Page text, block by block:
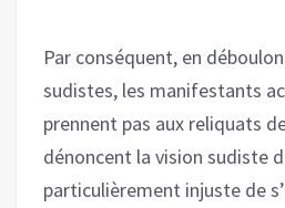
Par conséquent, en
sudistes, les manifestants
prennent pas aux reliquats
dénoncent la vision sudiste
particulièrement injuste de